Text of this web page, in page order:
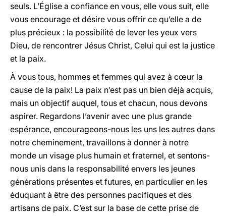
seuls. L’Église a confiance en vous, elle vous suit, elle
vous encourage et désire vous offrir ce qu’elle a de
plus précieux : la possibilité de lever les yeux vers
Dieu, de rencontrer Jésus Christ, Celui qui est la justice
et la paix.
À vous tous, hommes et femmes qui avez à cœur la
cause de la paix! La paix n’est pas un bien déjà acquis,
mais un objectif auquel, tous et chacun, nous devons
aspirer. Regardons l’avenir avec une plus grande
espérance, encourageons-nous les uns les autres dans
notre cheminement, travaillons à donner à notre
monde un visage plus humain et fraternel, et sentons-
nous unis dans la responsabilité envers les jeunes
générations présentes et futures, en particulier en les
éduquant à être des personnes pacifiques et des
artisans de paix. C’est sur la base de cette prise de